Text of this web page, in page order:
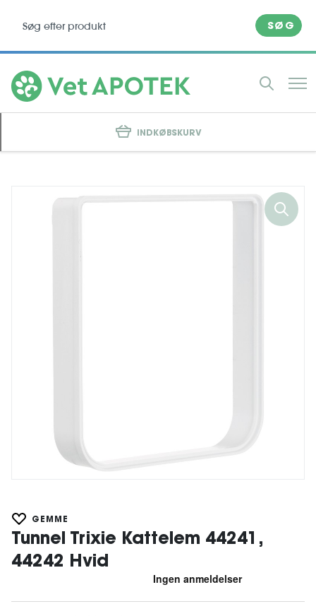
SØG
INDKØBSKURV
GEMME
Tunnel Trixie Kattelem 44241,
44242 Hvid